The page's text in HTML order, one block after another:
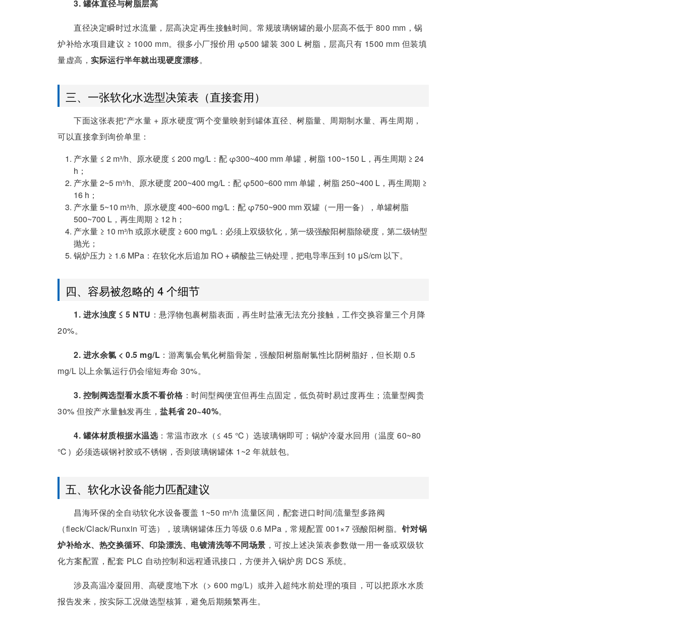
3. 罐体直径与树脂层高
直径决定瞬时过水流量，层高决定再生接触时间。常规玻璃钢罐的最小层高不低于 800 mm，锅
炉补给水项目建议 ≥ 1000 mm。很多小厂报价用 φ500 罐装 300 L 树脂，层高只有 1500 mm 但装填
量虚高， 实际运行半年就出现硬度漂移。
三、一张软化水选型决策表（直接套用）
下面这张表把”产水量 + 原水硬度”两个变量映射到罐体直径、树脂量、周期制水量、再生周期，
可以直接拿到询价单里：
产水量 ≤ 2 m³/h、原水硬度 ≤ 200 mg/L：配 φ300~400 mm 单罐，树脂 100~150 L，再生周期 ≥ 24
h；
产水量 2~5 m³/h、原水硬度 200~400 mg/L：配 φ500~600 mm 单罐，树脂 250~400 L，再生周期 ≥
16 h；
产水量 5~10 m³/h、原水硬度 400~600 mg/L：配 φ750~900 mm 双罐（一用一备），单罐树脂
500~700 L，再生周期 ≥ 12 h；
产水量 ≥ 10 m³/h 或原水硬度 ≥ 600 mg/L：必须上双级软化，第一级强酸阳树脂除硬度，第二级钠型
抛光；
锅炉压力 ≥ 1.6 MPa：在软化水后追加 RO + 磷酸盐三钠处理，把电导率压到 10 μS/cm 以下。
四、容易被忽略的 4 个细节
1. 进水浊度 ≤ 5 NTU ：悬浮物包裹树脂表面，再生时盐液无法充分接触，工作交换容量三个月降
20%。
2. 进水余氯 < 0.5 mg/L ：游离氯会氧化树脂骨架，强酸阳树脂耐氯性比阴树脂好，但长期 0.5
mg/L 以上余氯运行仍会缩短寿命 30%。
3. 控制阀选型看水质不看价格 ：时间型阀便宜但再生点固定，低负荷时易过度再生；流量型阀贵
30% 但按产水量触发再生， 盐耗省 20~40%。
4. 罐体材质根据水温选：常温市政水（≤ 45 ℃）选玻璃钢即可；锅炉冷凝水回用（温度 60~80
℃）必须选碳钢衬胶或不锈钢，否则玻璃钢罐体 1~2 年就鼓包。
五、软化水设备能力匹配建议
昌海环保的全自动软化水设备覆盖 1~50 m³/h 流量区间，配套进口时间/流量型多路阀
（fleck/Clack/Runxin 可选），玻璃钢罐体压力等级 0.6 MPa，常规配置 001×7 强酸阳树脂。 针对锅
炉补给水、热交换循环、印染漂洗、电镀清洗等不同场景 ，可按上述决策表参数做一用一备或双级软
化方案配置，配套 PLC 自动控制和远程通讯接口，方便并入锅炉房 DCS 系统。
涉及高温冷凝回用、高硬度地下水（> 600 mg/L）或并入超纯水前处理的项目，可以把原水水质
报告发来，按实际工况做选型核算，避免后期频繁再生。